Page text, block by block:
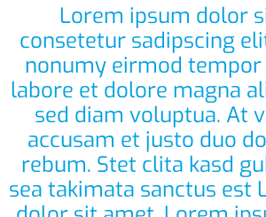
Lorem ipsum dolor
consetetur sadipscing
nonumy eirmod
labore et dolore magna
sed diam voluptua. At
accusam et justo duo
rebum. Stet clita kasd
sea takimata sanctus est